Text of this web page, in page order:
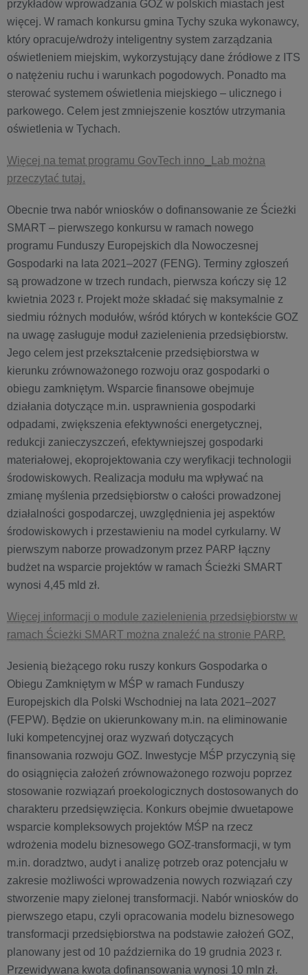
przykładów wprowadzania GOZ w polskich miastach jest
więcej. W ramach konkursu gmina Tychy szuka wykonawcy,
który opracuje/wdroży inteligentny system zarządzania
oświetleniem miejskim, wykorzystujący dane źródłowe z ITS
o natężeniu ruchu i warunkach pogodowych. Ponadto ma
sterować systemem oświetlenia miejskiego – ulicznego i
parkowego. Celem jest zmniejszenie kosztów utrzymania
oświetlenia w Tychach.
Więcej na temat programu GovTech inno_Lab można
przeczytać tutaj.
Obecnie trwa nabór wniosków o dofinansowanie ze Ścieżki
SMART – pierwszego konkursu w ramach nowego
programu Funduszy Europejskich dla Nowoczesnej
Gospodarki na lata 2021–2027 (FENG). Terminy zgłoszeń
są prowadzone w trzech rundach, pierwsza kończy się 12
kwietnia 2023 r. Projekt może składać się maksymalnie z
siedmiu różnych modułów, wśród których w kontekście GOZ
na uwagę zasługuje moduł zazielenienia przedsiębiorstw.
Jego celem jest przekształcenie przedsiębiorstwa w
kierunku zrównoważonego rozwoju oraz gospodarki o
obiegu zamkniętym. Wsparcie finansowe obejmuje
działania dotyczące m.in. usprawnienia gospodarki
odpadami, zwiększenia efektywności energetycznej,
redukcji zanieczyszczeń, efektywniejszej gospodarki
materiałowej, ekoprojektowania czy weryfikacji technologii
środowiskowych. Realizacja modułu ma wpływać na
zmianę myślenia przedsiębiorstw o całości prowadzonej
działalności gospodarczej, uwzględnienia jej aspektów
środowiskowych i przestawieniu na model cyrkularny. W
pierwszym naborze prowadzonym przez PARP łączny
budżet na wsparcie projektów w ramach Ścieżki SMART
wynosi 4,45 mld zł.
Więcej informacji o module zazielenienia przedsiębiorstw w
ramach Ścieżki SMART można znaleźć na stronie PARP.
Jesienią bieżącego roku ruszy konkurs Gospodarka o
Obiegu Zamkniętym w MŚP w ramach Funduszy
Europejskich dla Polski Wschodniej na lata 2021–2027
(FEPW). Będzie on ukierunkowany m.in. na eliminowanie
luki kompetencyjnej oraz wyzwań dotyczących
finansowania rozwoju GOZ. Inwestycje MŚP przyczynią się
do osiągnięcia założeń zrównoważonego rozwoju poprzez
stosowanie rozwiązań proekologicznych dostosowanych do
charakteru przedsięwzięcia. Konkurs obejmie dwuetapowe
wsparcie kompleksowych projektów MŚP na rzecz
wdrożenia modelu biznesowego GOZ-transformacji, w tym
m.in. doradztwo, audyt i analizę potrzeb oraz potencjału w
zakresie możliwości wprowadzenia nowych rozwiązań czy
stworzenie mapy zielonej transformacji. Nabór wniosków do
pierwszego etapu, czyli opracowania modelu biznesowego
transformacji przedsiębiorstwa na podstawie założeń GOZ,
planowany jest od 10 października do 19 grudnia 2023 r.
Przewidywana kwota dofinansowania wynosi 10 mln zł.